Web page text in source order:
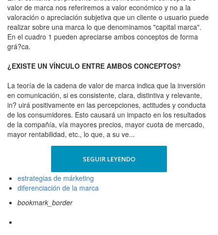
valor de marca nos referiremos a valor económico y no a la
valoración o apreciación subjetiva que un cliente o usuario puede
realizar sobre una marca lo que denominamos "capital marca".
En el cuadro 1 pueden apreciarse ambos conceptos de forma
grá?ca.
¿EXISTE UN VÍNCULO ENTRE AMBOS CONCEPTOS?
La teoría de la cadena de valor de marca indica que la inversión
en comunicación, si es consistente, clara, distintiva y relevante,
in? uirá positivamente en las percepciones, actitudes y conducta
de los consumidores. Esto causará un impacto en los resultados
de la compañía, vía mayores precios, mayor cuota de mercado,
mayor rentabilidad, etc., lo que, a su ve...
SEGUIR LEYENDO
estrategias de márketing
diferenciación de la marca
bookmark_border